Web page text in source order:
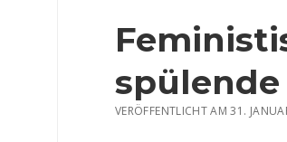
VERÖFFENTLICHT AM 31.